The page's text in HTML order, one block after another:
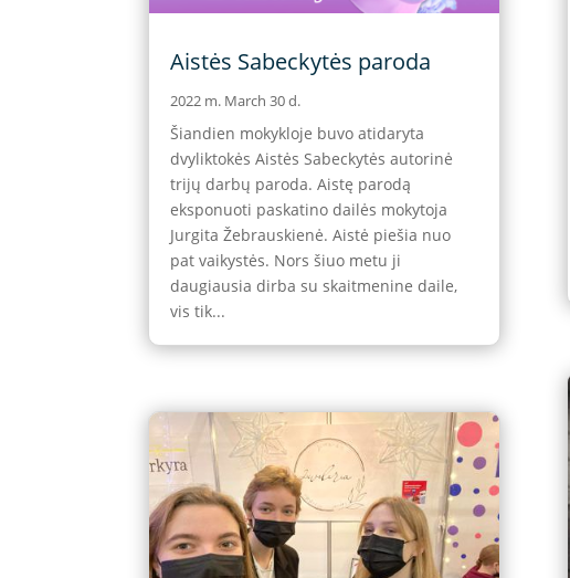
Aistės Sabeckytės paroda
2022 m. March 30 d.
Šiandien mokykloje buvo atidaryta
dvyliktokės Aistės Sabeckytės autorinė
trijų darbų paroda. Aistę parodą
eksponuoti paskatino dailės mokytoja
Jurgita Žebrauskienė. Aistė piešia nuo
pat vaikystės. Nors šiuo metu ji
daugiausia dirba su skaitmenine daile,
vis tik...